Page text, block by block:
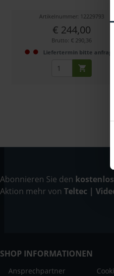
Artikelnummer: 12229793
€ 244,00
Brutto: € 290,36
Liefertermin bitte
Abonnieren Sie den
Aktion mehr von Teltec |
SHOP INFORMATIONEN
Ansprechpartner